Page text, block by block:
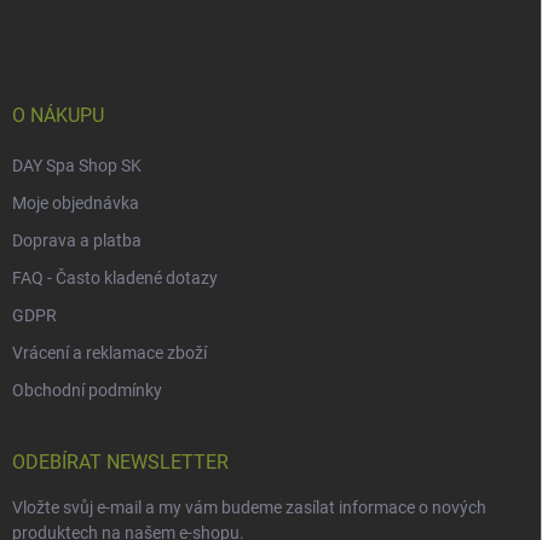
O NÁKUPU
DAY Spa Shop SK
Moje objednávka
Doprava a platba
FAQ - Často kladené dotazy
GDPR
Vrácení a reklamace zboží
Obchodní podmínky
ODEBÍRAT NEWSLETTER
Vložte svůj e-mail a my vám budeme zasílat informace o nových
produktech na našem e-shopu.